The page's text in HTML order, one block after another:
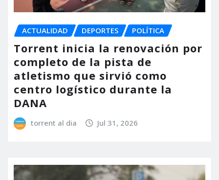
ACTUALIDAD DEPORTES POLÍTICA
Torrent inicia la renovación por
completo de la pista de
atletismo que sirvió como
centro logístico durante la
DANA
torrent al dia Jul 31, 2026